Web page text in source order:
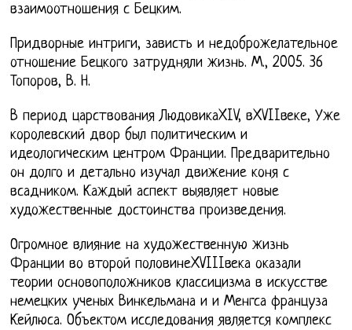
взаимоотношения с Бецким.
Придворные интриги, зависть и недоброжелательное
отношение Бецкого затрудняли жизнь. М., 2005. 36
Топоров, В. Н.
В период царствования ЛюдовикаXIV, вXVIIвеке, Уже
королевский двор был политическим и
идеологическим центром Франции. Предварительно
он долго и детально изучал движение коня с
всадником. Каждый аспект выявляет новые
художественные достоинства произведения.
Огромное влияние на художественную жизнь
Франции во второй половинеXVIIIвека оказали
теории основоположников классицизма в искусстве
немецких ученых Винкельмана и и Менгса француза
Кейлюса. Объектом исследования является комплекс